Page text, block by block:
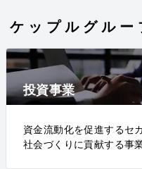
ケップルグルー
投資事業
資金流動化を促進するセ
社会づくりに貢献する事